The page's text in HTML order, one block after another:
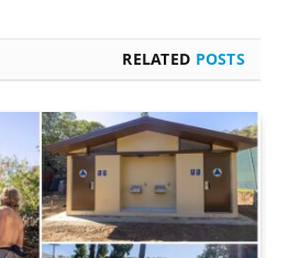
RELATED POSTS